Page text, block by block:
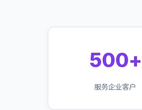
500+
服务企业客户